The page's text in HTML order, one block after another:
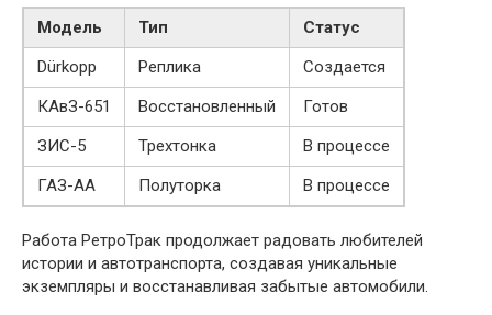
Модель Тип
Статус
Dürkopp
Реплика
Создается
КАвЗ-651
Восстановленный
Готов
ЗИС-5
Трехтонка
В процессе
ГАЗ-АА
Полуторка В процессе
Работа РетроТрак продолжает радовать любителей
истории и автотранспорта, создавая уникальные
экземпляры и восстанавливая забытые автомобили.